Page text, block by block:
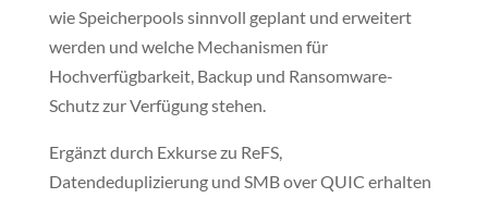
wie Speicherpools sinnvoll geplant und erweitert
werden und welche Mechanismen für
Hochverfügbarkeit, Backup und Ransomware-
Schutz zur Verfügung stehen.
Ergänzt durch Exkurse zu ReFS,
Datendeduplizierung und SMB over QUIC erhalten